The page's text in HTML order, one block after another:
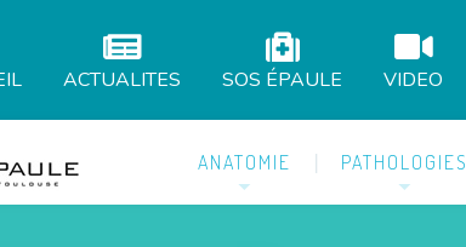
ACTUALITES SOS ÉPAULE VIDEO
ANATOMIE PATHOLOGIES